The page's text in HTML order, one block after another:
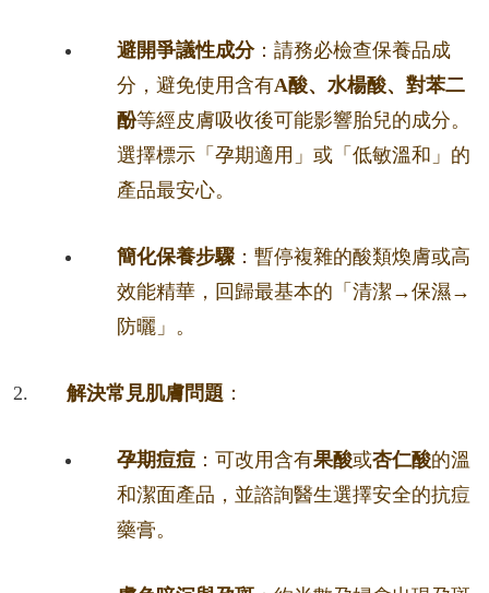
避開爭議性成分：請務必檢查保養品成
分，避免使用含有A酸、水楊酸、對苯二
酚等經皮膚吸收後可能影響胎兒的成分。
選擇標示「孕期適用」或「低敏溫和」的
產品最安心。
簡化保養步驟 ：暫停複雜的酸類煥膚或高
效能精華，回歸最基本的「清潔→保濕→
防曬」。
解決常見肌膚問題 ：
孕期痘痘 ：可改用含有果酸或杏仁酸的溫
和潔面產品，並諮詢醫生選擇安全的抗痘
藥膏。